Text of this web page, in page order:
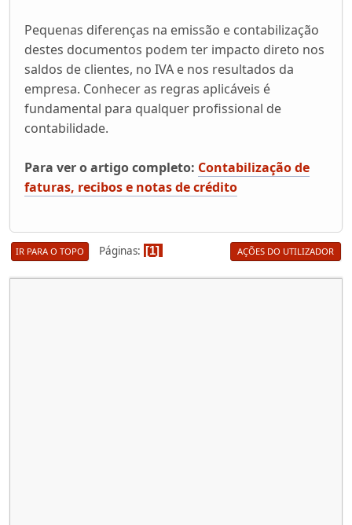
Pequenas diferenças na emissão e contabilização
destes documentos podem ter impacto direto nos
saldos de clientes, no IVA e nos resultados da
empresa. Conhecer as regras aplicáveis é
fundamental para qualquer profissional de
contabilidade.
Para ver o artigo completo: Contabilização de
faturas, recibos e notas de crédito
IR PARA O TOPO Páginas 1 AÇÕES DO UTILIZADOR